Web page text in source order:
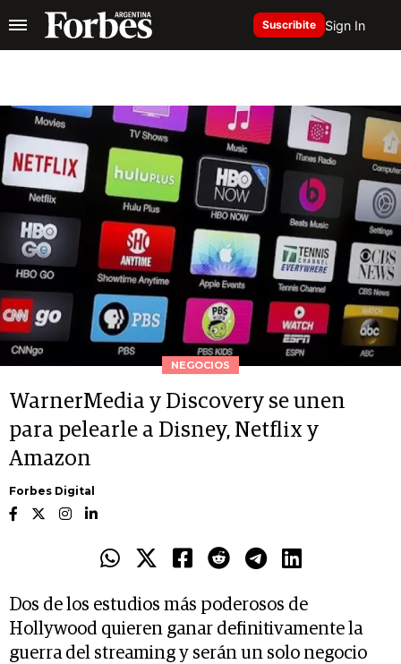
Suscribite Sign In
NEGOCIOS
WarnerMedia y Discovery se unen
para pelearle a Disney, Netflix y
Amazon
Forbes Digital
Dos de los estudios más poderosos de
Hollywood quieren ganar definitivamente la
guerra del streaming y serán un solo negocio